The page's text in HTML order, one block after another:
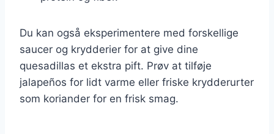
Du kan også eksperimentere med forskellige
saucer og krydderier for at give dine
quesadillas et ekstra pift. Prøv at tilføje
jalapeños for lidt varme eller friske krydderurter
som koriander for en frisk smag.